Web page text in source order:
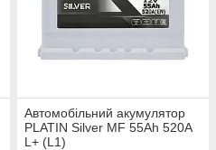
Автомобільний акумулятор
PLATIN Silver MF 55Ah 520A
L+ (L1)